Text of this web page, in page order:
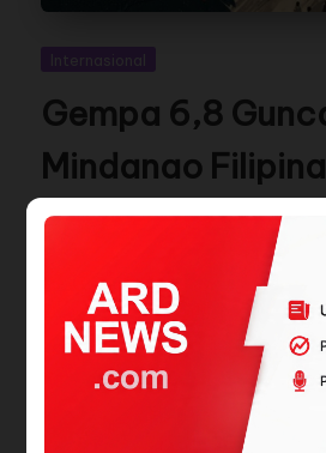
Internasional
Gempa 6,8
Mindanao
Panik Keluar
Agustus 4, 2026
Foto : Ilustrasi gempa Manila
- Gempa bumi berkekuatan 6,8
mengguncang…